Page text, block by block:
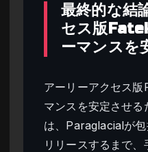
最終的な結
セス版
ーマンスを
アーリーアクセス
マンスを安定させ
は、Paraglacialが
リリースするまで